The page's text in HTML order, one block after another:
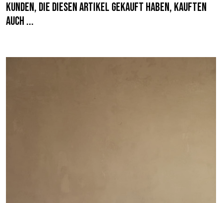
Kunden, die diesen Artikel gekauft haben, kauften
auch ...